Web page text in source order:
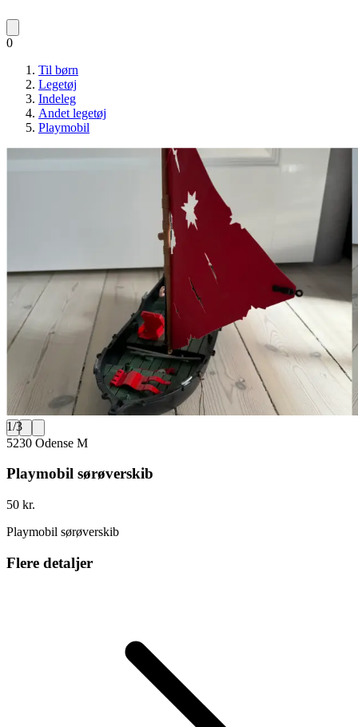
0
Til børn
Legetøj
Indeleg
Andet legetøj
Playmobil
1/3
5230 Odense M
Playmobil sørøverskib
50 kr.
Playmobil sørøverskib
Flere detaljer